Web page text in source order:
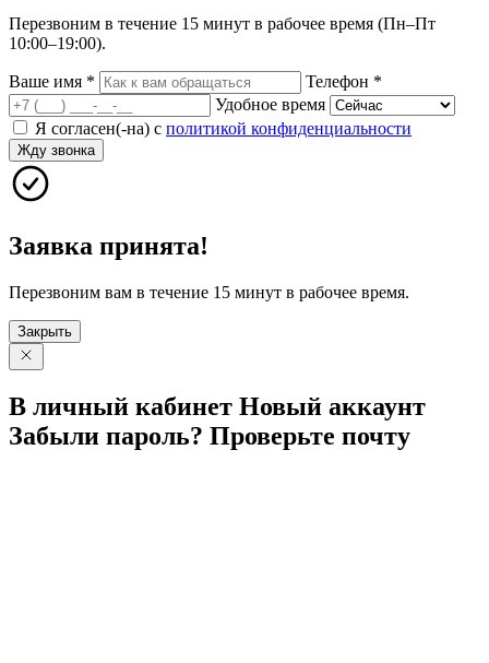
Перезвоним в течение 15 минут в рабочее время (Пн–Пт
10:00–19:00).
Ваше имя * Телефон *
Удобное время
Я согласен(-на) с политикой конфиденциальности
Жду звонка
Заявка принята!
Перезвоним вам в течение 15 минут в рабочее время.
Закрыть
В личный кабинет Новый аккаунт
Забыли пароль? Проверьте почту